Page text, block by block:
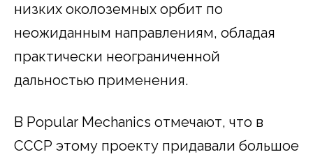
низких околоземных орбит по
неожиданным направлениям, обладая
практически неограниченной
дальностью применения.
В Popular Mechanics отмечают, что в
СССР этому проекту придавали большое